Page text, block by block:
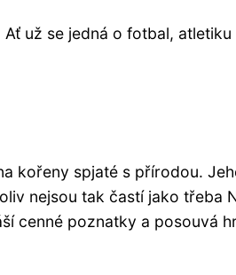
už se jedná o fotbal,
kořeny spjaté s přírodou.
nejsou tak častí jako třeba
cenné poznatky a posouvá